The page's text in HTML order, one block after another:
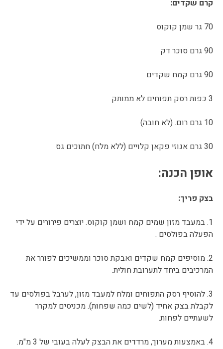
קרם שקדים:
70 גר שמן קוקוס
90 גרם סוכר דק
90 גרם קמח שקדים
3 כפות רסק תפוחים לא ממותק
10 גרם רום. (לא חובה)
30 גרם אגוזי פקאן קלויים (ללא מלח) חתוכים גס
אופן הכנה:
בצק פריך:
1. במעבד מזון שמים קמח ושמן קוקוס. יוצרים פירורים על ידי
הפעלה בפולסים .
2. מוסיפים קמח שקדים ואבקת סוכר וממשיכים לפורר את
המרכיבים ביחד לתערובת חולית.
3. להוסיף רסק התפוחים ומלח למעבד מזון, לערבל בפולסים עד
לקבלת בצק אחיד (לשים כמה שפחות). מכניסים למקרר
לשעתיים לפחות.
4. באמצעות מערוך, מרדדים את הבצק לעלה בעובי של 3 מ"מ.